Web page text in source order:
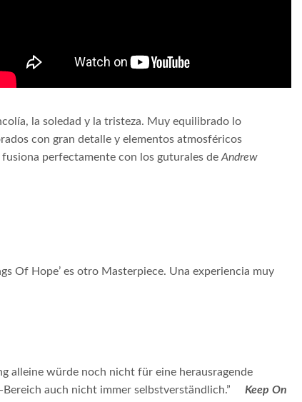
la soledad y la tristeza. Muy equilibrado lo
con gran detalle y elementos atmosféricos
perfectamente con los guturales de Andrew
Of Hope’ es otro Masterpiece. Una experiencia muy
alleine würde noch nicht für eine herausragende
auch nicht immer selbstverständlich.”
Keep On